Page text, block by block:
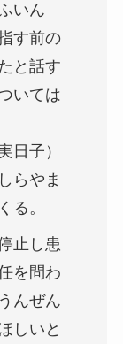
いん
す前の
と話す
いては
日子）
らやま
る。
止し患
を問わ
んぜん
しいと